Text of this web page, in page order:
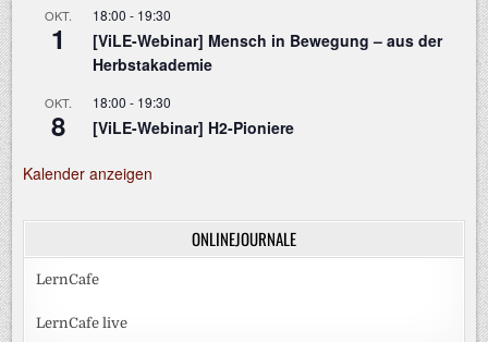
OKT.
1
18:00 - 19:30
[ViLE-Webinar] Mensch in Bewegung – aus der
Herbstakademie
OKT.
8
18:00 - 19:30
[ViLE-Webinar] H2-Pioniere
Kalender anzeigen
ONLINEJOURNALE
LernCafe
LernCafe live